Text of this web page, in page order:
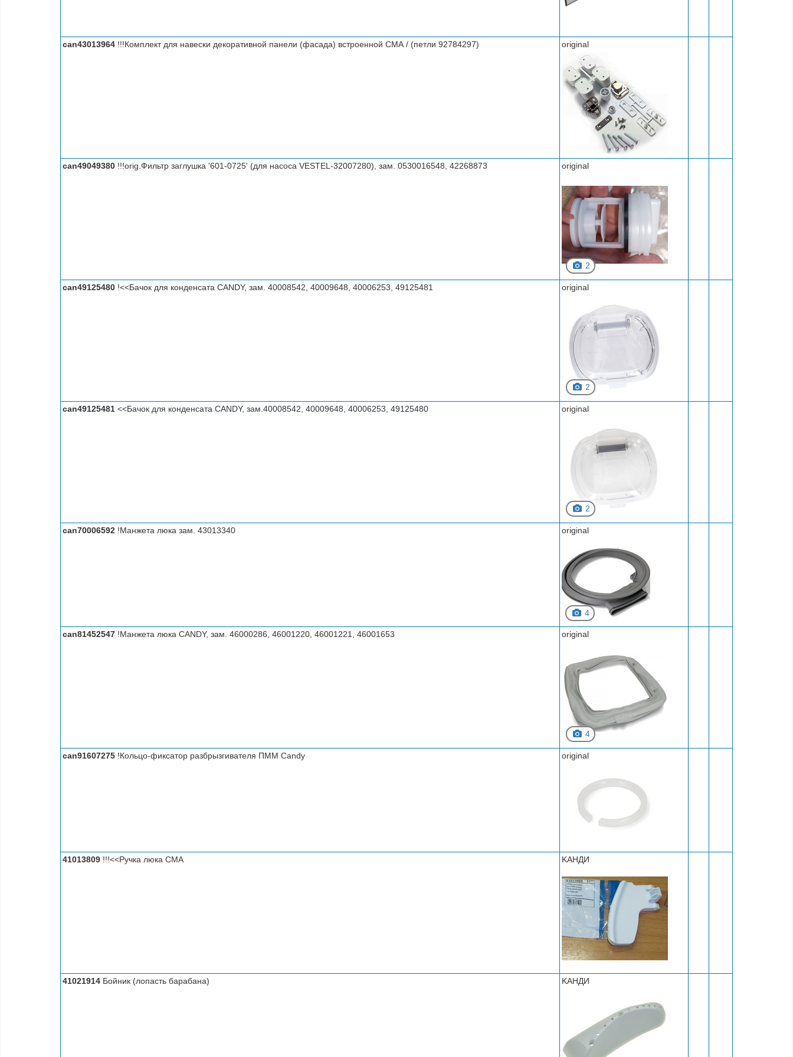
can43013964 !!!Комплект для навески декоративной панели (фасада) встроенной СМА / (петли 92784297) original
can49049380 !!!orig.Фильтр заглушка '601-0725' (для насоса VESTEL-32007280), зам. 0530016548, 42268873 original
2
can49125480 !<<Бачок для конденсата CANDY, зам. 40008542, 40009648, 40006253, 49125481 original
2
can49125481 <<Бачок для конденсата CANDY, зам.40008542, 40009648, 40006253, 49125480 original
2
can70006592 !Манжета люка зам. 43013340 original
4
can81452547 !Манжета люка CANDY, зам. 46000286, 46001220, 46001221, 46001653 original
4
can91607275 !Кольцо-фиксатор разбрызгивателя ПММ Candy original
41013809 !!!<<Ручка люка СМА KАНДИ
41021914 Бойник (лопасть барабана) KАНДИ